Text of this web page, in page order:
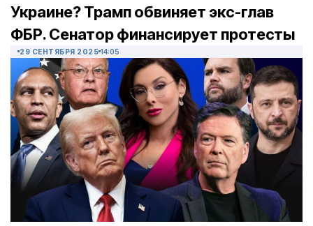
Украине? Трамп обвиняет экс-глав
ФБР. Сенатор финансирует протесты
29 СЕНТЯБРЯ 2025 14:05